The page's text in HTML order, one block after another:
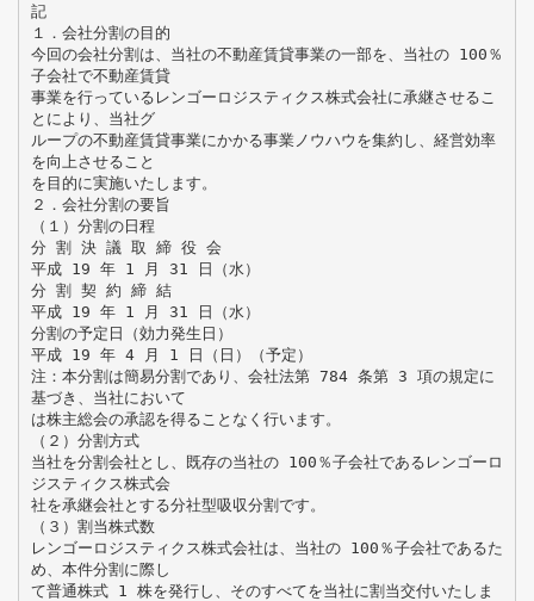
記
１．会社分割の目的
今回の会社分割は、当社の不動産賃貸事業の一部を、当社の 100％
子会社で不動産賃貸
事業を行っているレンゴーロジスティクス株式会社に承継させるこ
とにより、当社グ
ループの不動産賃貸事業にかかる事業ノウハウを集約し、経営効率
を向上させること
を目的に実施いたします。
２．会社分割の要旨
（１）分割の日程
分 割 決 議 取 締 役 会
平成 19 年 1 月 31 日（水）
分 割 契 約 締 結
平成 19 年 1 月 31 日（水）
分割の予定日（効力発生日）
平成 19 年 4 月 1 日（日）（予定）
注：本分割は簡易分割であり、会社法第 784 条第 3 項の規定に
基づき、当社において
は株主総会の承認を得ることなく行います。
（２）分割方式
当社を分割会社とし、既存の当社の 100％子会社であるレンゴーロ
ジスティクス株式会
社を承継会社とする分社型吸収分割です。
（３）割当株式数
レンゴーロジスティクス株式会社は、当社の 100％子会社であるた
め、本件分割に際し
て普通株式 1 株を発行し、そのすべてを当社に割当交付いたしま